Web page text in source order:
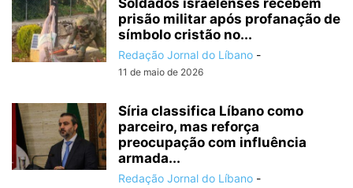
prisão militar após profanação de
símbolo cristão no...
Redação Jornal do Líbano -
11 de maio de 2026
Síria classifica Líbano como
parceiro, mas reforça
preocupação com influência
armada...
Redação Jornal do Líbano -